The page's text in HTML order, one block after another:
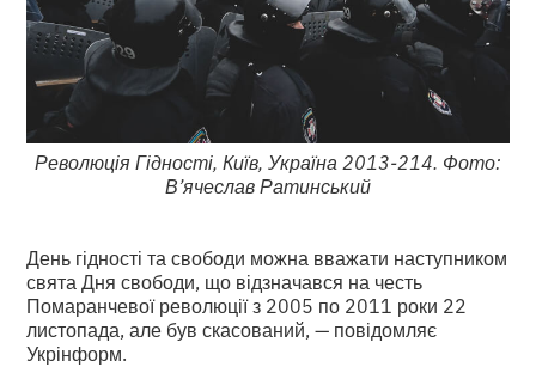
Революція Гідності, Київ, Україна 2013-214. Фото:
В’ячеслав Ратинський
День гідності та свободи можна вважати наступником
свята Дня свободи, що відзначався на честь
Помаранчевої революції з 2005 по 2011 роки 22
листопада, але був скасований, — повідомляє
Укрінформ.